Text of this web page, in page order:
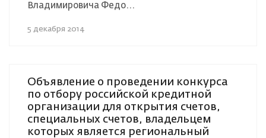
Владимировича Федо...
5 декабря 2014
Объявление о проведении конкурса
по отбору российской кредитной
организации для открытия счетов,
специальных счетов, владельцем
которых является региональный